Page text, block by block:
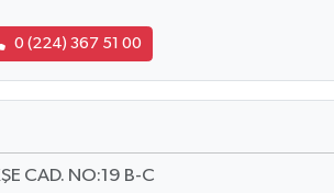
0 (224) 367 51 00
CAD. NO:19 B-C